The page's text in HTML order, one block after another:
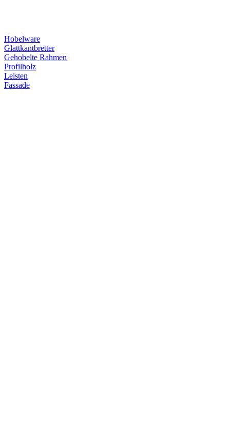
Hobelware
Glattkantbretter
Gehobelte Rahmen
Profilholz
Leisten
Fassade